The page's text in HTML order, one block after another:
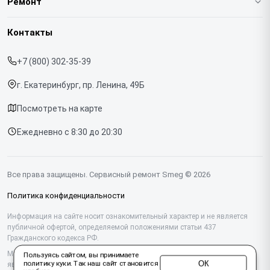
Срочный ремонт
Доставка и способы оплаты
Диагностика
Контакты
Кофемашин
Винных шкафов
Вакууматоров
Вытяжек
Миксеров
Контакты
+7 (800) 302-35-39
г. Екатеринбург, пр. Ленина, 49Б
Посмотреть на карте
Ежедневно с 8:30 до 20:30
Все права защищены. Сервисный ремонт Smeg © 2026
Политика конфиденциальности
Информация на сайте носит ознакомительный характер и не является
публичной офертой, определяемой положениями статьи 437
Гражданского кодекса РФ.
Мы специализируемся на обслуживании и ремонте техники Smeg, но не
являемся их официальным представителем. Предоставляем
Пользуясь сайтом, вы принимаете
политику куки. Так наш сайт становится
ОК